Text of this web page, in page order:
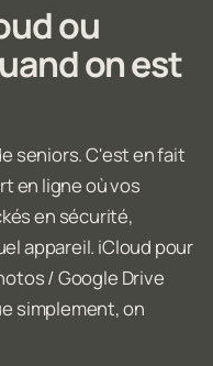
ou
on est
seniors. C'est en fait
en ligne où vos
en sécurité,
appareil. iCloud pour
/ Google Drive
simplement, on